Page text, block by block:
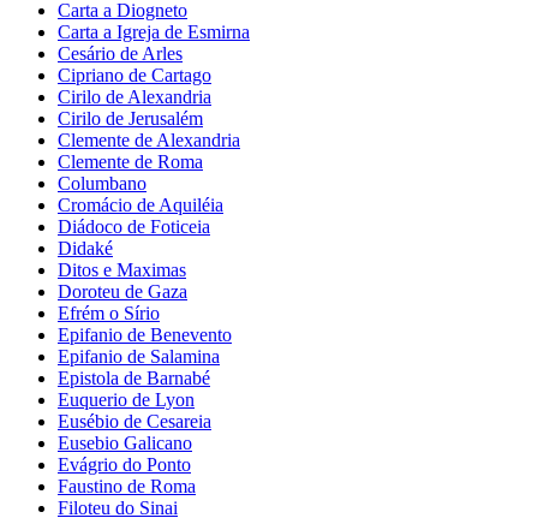
Carta a Diogneto
Carta a Igreja de Esmirna
Cesário de Arles
Cipriano de Cartago
Cirilo de Alexandria
Cirilo de Jerusalém
Clemente de Alexandria
Clemente de Roma
Columbano
Cromácio de Aquiléia
Diádoco de Foticeia
Didaké
Ditos e Maximas
Doroteu de Gaza
Efrém o Sírio
Epifanio de Benevento
Epifanio de Salamina
Epistola de Barnabé
Euquerio de Lyon
Eusébio de Cesareia
Eusebio Galicano
Evágrio do Ponto
Faustino de Roma
Filoteu do Sinai